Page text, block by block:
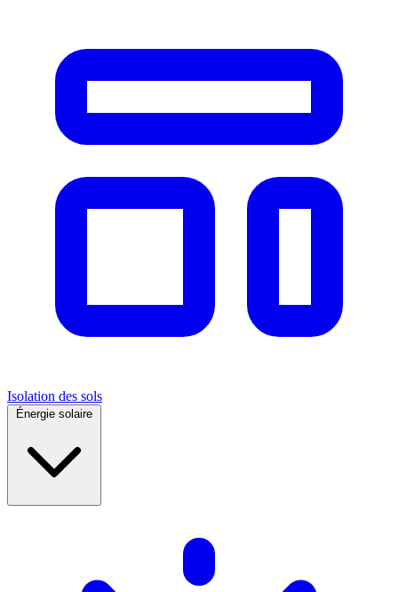
Isolation des sols